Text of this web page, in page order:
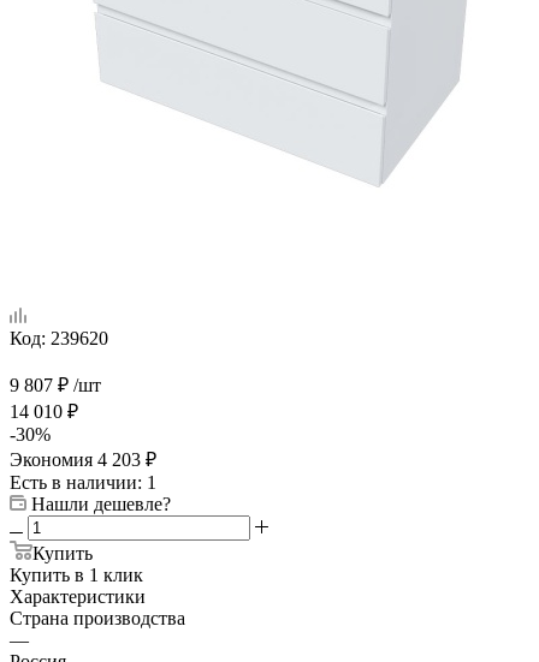
Код: 239620
9 807 ₽ /шт
14 010 ₽
-30%
Экономия 4 203 ₽
Есть в наличии: 1
Нашли дешевле?
Купить
Купить в 1 клик
Характеристики
Страна производства
—